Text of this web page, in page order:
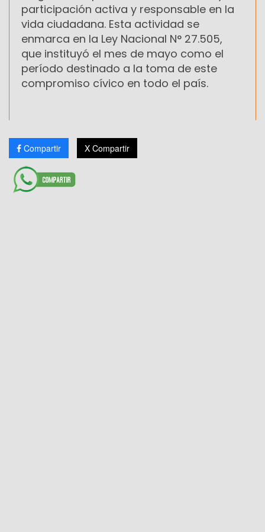
participación activa y responsable en la
vida ciudadana. Esta actividad se
enmarca en la Ley Nacional N° 27.505,
que instituyó el mes de mayo como el
período destinado a la toma de este
compromiso cívico en todo el país.
Compartir X Compartir